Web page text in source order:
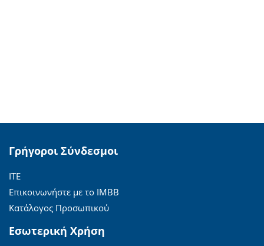
Γρήγοροι Σύνδεσμοι
ΙΤΕ
Επικοινωνήστε με το ΙΜΒΒ
Κατάλογος Προσωπικού
Εσωτερική Χρήση